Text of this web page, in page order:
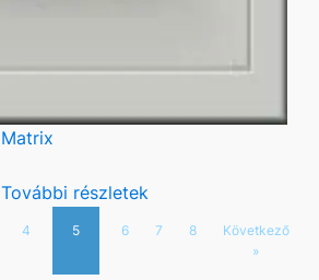
Matrix
További részletek
4 5 6 7 8
Következő
»